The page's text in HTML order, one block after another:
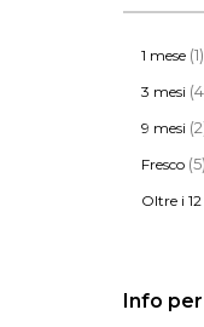
1 mese (1)
3 mesi
9 mesi
Fresco (5)
Oltre i
Info